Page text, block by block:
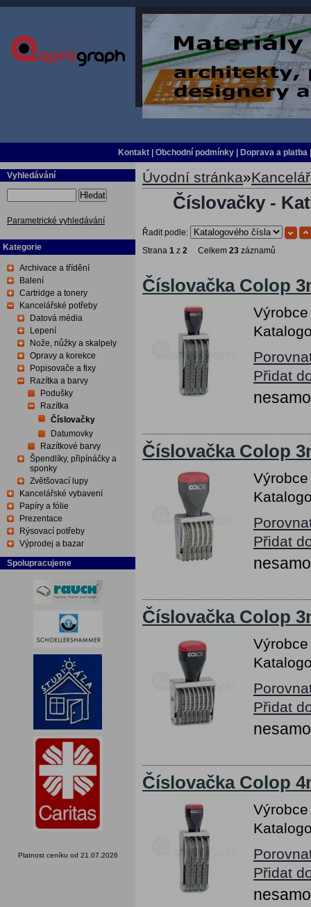
Kontakt Obchodní podmínky Doprava a platba
Vyhledávání
Hledat
Parametrické vyhledávání
Kategorie
Archivace a třídění
Balení
Cartridge a tonery
Kancelářské potřeby
Datová média
Lepení
Nože, nůžky a skalpely
Opravy a korekce
Popisovače a fixy
Razítka a barvy
Podušky
Razítka
Číslovačky
Datumovky
Razítkové barvy
Špendlíky, připínáčky a
sponky
Zvětšovací lupy
Kancelářské vybavení
Papíry a fólie
Prezentace
Rýsovací potřeby
Výprodej a bazar
Spolupracujeme
Platnost ceníku od 21.07.2026
Úvodní stránka»
Číslovačky -
Řadit podle:
Strana 1 z 2 Celkem 23 záznamů
Číslovačka Colop
Přidat
Číslovačka Colop
Přidat
Číslovačka Colop
Přidat
Číslovačka Colop
Přidat